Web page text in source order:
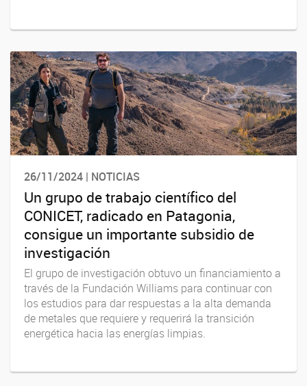
26/11/2024 | NOTICIAS
Un grupo de trabajo científico del
CONICET, radicado en Patagonia,
consigue un importante subsidio de
investigación
El grupo de investigación obtuvo un financiamiento a
través de la Fundación Williams para continuar con
los estudios para dar respuestas a la alta demanda
de metales que requiere y requerirá la transición
energética hacia las energías limpias.